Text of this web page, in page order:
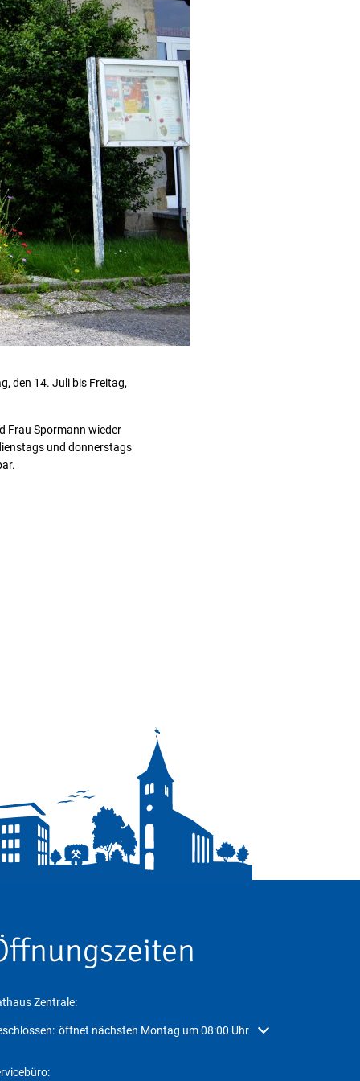
den 14. Juli bis Freitag,
Frau Spormann wieder
und donnerstags
Zentrale:
um weitere Öffnungs- oder Schließzeiten auszublenden
öffnet nächsten Montag um 08:00 Uhr